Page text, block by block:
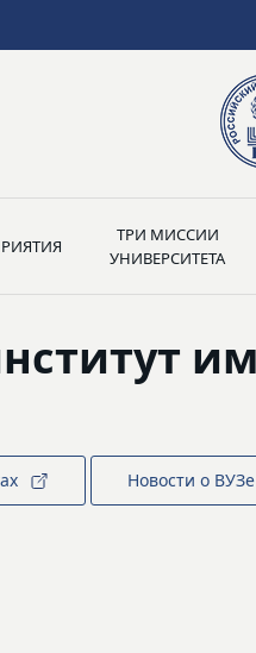
ТРИ МИССИИ
УНИВЕРСИТЕТА
Новости о ВУЗе